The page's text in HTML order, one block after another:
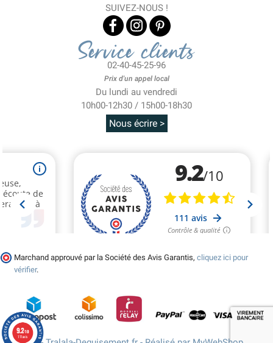
SUIVEZ-NOUS !
Service clients
02-40-45-25-96
Prix d'un appel local
Du lundi au vendredi
10h00-12h30 / 15h00-18h30
Nous écrire >
Marchand approuvé par la Société des Avis Garantis, cliquez ici pour
vérifier.
9.2/10
111 avis